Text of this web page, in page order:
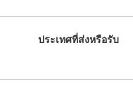
ประเทศที่ส่งหรือรับ